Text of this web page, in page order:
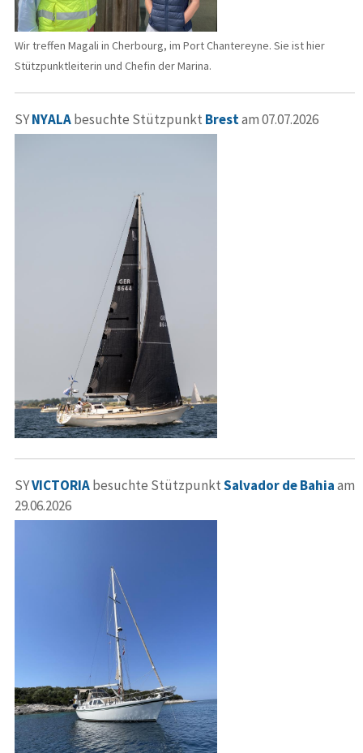
Wir treffen Magali in Cherbourg, im Port Chantereyne. Sie ist hier
Stützpunktleiterin und Chefin der Marina.
SYNYALAbesuchte Stützpunkt Brestam 07.07.2026
SYVICTORIAbesuchte StützpunktSalvador de Bahiaam
29.06.2026